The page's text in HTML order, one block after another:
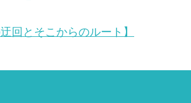
回とそこからのルート】